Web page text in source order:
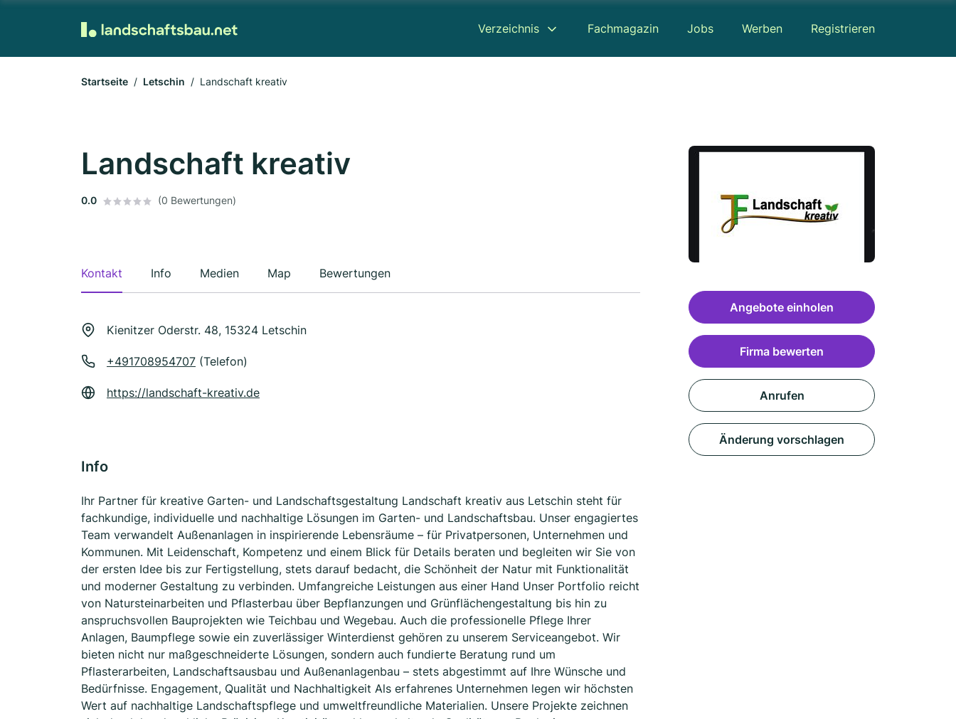
Verzeichnis Fachmagazin Jobs Werben Registrieren
Startseite Letschin Landschaft kreativ
Landschaft kreativ
0.0 (0 Bewertungen)
Kontakt Info Medien Map Bewertungen
Kienitzer Oderstr. 48, 15324 Letschin
+491708954707 (Telefon)
https://landschaft-kreativ.de
Info
Ihr Partner für kreative Garten- und Landschaftsgestaltung Landschaft kreativ aus Letschin steht für
fachkundige, individuelle und nachhaltige Lösungen im Garten- und Landschaftsbau. Unser engagiertes
Team verwandelt Außenanlagen in inspirierende Lebensräume – für Privatpersonen, Unternehmen und
Kommunen. Mit Leidenschaft, Kompetenz und einem Blick für Details beraten und begleiten wir Sie von
der ersten Idee bis zur Fertigstellung, stets darauf bedacht, die Schönheit der Natur mit Funktionalität
und moderner Gestaltung zu verbinden. Umfangreiche Leistungen aus einer Hand Unser Portfolio reicht
von Natursteinarbeiten und Pflasterbau über Bepflanzungen und Grünflächengestaltung bis hin zu
anspruchsvollen Bauprojekten wie Teichbau und Wegebau. Auch die professionelle Pflege Ihrer
Anlagen, Baumpflege sowie ein zuverlässiger Winterdienst gehören zu unserem Serviceangebot. Wir
bieten nicht nur maßgeschneiderte Lösungen, sondern auch fundierte Beratung rund um
Pflasterarbeiten, Landschaftsausbau und Außenanlagenbau – stets abgestimmt auf Ihre Wünsche und
Bedürfnisse. Engagement, Qualität und Nachhaltigkeit Als erfahrenes Unternehmen legen wir höchsten
Wert auf nachhaltige Landschaftspflege und umweltfreundliche Materialien. Unsere Projekte zeichnen
Angebote einholen
Firma bewerten
Anrufen
Änderung vorschlagen